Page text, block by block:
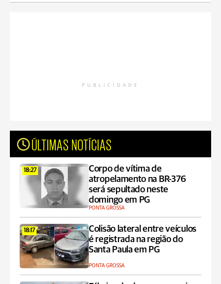
PUBLICIDADE
ÚLTIMAS NOTÍCIAS
18:27
Corpo de vítima de
atropelamento na BR-376
será sepultado neste
domingo em PG
PONTA GROSSA
18:17
Colisão lateral entre veículos
é registrada na região do
Santa Paula em PG
PONTA GROSSA